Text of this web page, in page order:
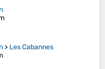
> Les Cabannes